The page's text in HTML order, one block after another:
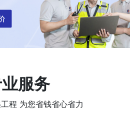
服务
程 为您省钱省心省力